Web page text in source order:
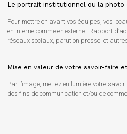
Le portrait institutionnel ou la photo
Pour mettre en avant vos équipes, vos
en interne comme en externe : Rapport
réseaux sociaux, parution presse et
Mise en valeur de votre savoir-faire
Par l’image, mettez en lumière votre
des fins de communication et/ou de